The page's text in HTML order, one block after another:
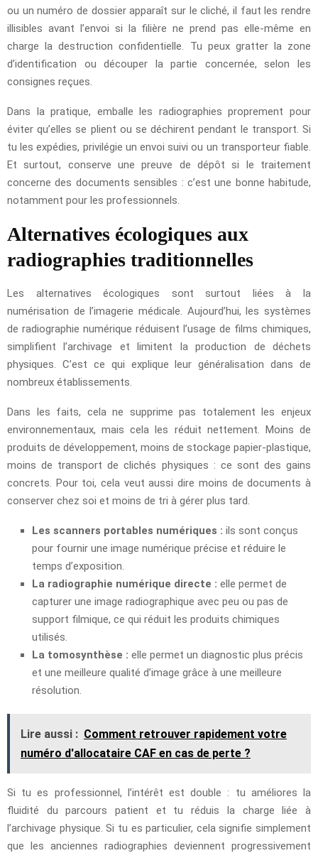
ou un numéro de dossier apparaît sur le cliché, il faut les rendre
illisibles avant l’envoi si la filière ne prend pas elle-même en
charge la destruction confidentielle. Tu peux gratter la zone
d’identification ou découper la partie concernée, selon les
consignes reçues.
Dans la pratique, emballe les radiographies proprement pour
éviter qu’elles se plient ou se déchirent pendant le transport. Si
tu les expédies, privilégie un envoi suivi ou un transporteur fiable.
Et surtout, conserve une preuve de dépôt si le traitement
concerne des documents sensibles : c’est une bonne habitude,
notamment pour les professionnels.
Alternatives écologiques aux
radiographies traditionnelles
Les alternatives écologiques sont surtout liées à la
numérisation de l’imagerie médicale. Aujourd’hui, les systèmes
de radiographie numérique réduisent l’usage de films chimiques,
simplifient l’archivage et limitent la production de déchets
physiques. C’est ce qui explique leur généralisation dans de
nombreux établissements.
Dans les faits, cela ne supprime pas totalement les enjeux
environnementaux, mais cela les réduit nettement. Moins de
produits de développement, moins de stockage papier-plastique,
moins de transport de clichés physiques : ce sont des gains
concrets. Pour toi, cela veut aussi dire moins de documents à
conserver chez soi et moins de tri à gérer plus tard.
Les scanners portables numériques : ils sont conçus
pour fournir une image numérique précise et réduire le
temps d’exposition.
La radiographie numérique directe : elle permet de
capturer une image radiographique avec peu ou pas de
support filmique, ce qui réduit les produits chimiques
utilisés.
La tomosynthèse : elle permet un diagnostic plus précis
et une meilleure qualité d’image grâce à une meilleure
résolution.
Lire aussi : Comment retrouver rapidement votre
numéro d'allocataire CAF en cas de perte ?
Si tu es professionnel, l’intérêt est double : tu améliores la
fluidité du parcours patient et tu réduis la charge liée à
l’archivage physique. Si tu es particulier, cela signifie simplement
que les anciennes radiographies deviennent progressivement